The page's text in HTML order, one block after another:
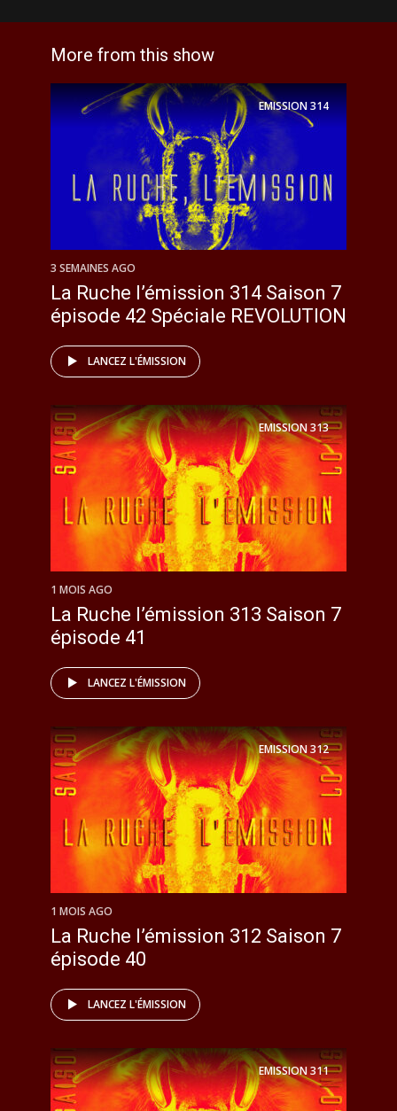
More from this show
EMISSION314
3 SEMAINES AGO
La Ruche l’émission 314 Saison 7
épisode 42 Spéciale REVOLUTION
LANCEZ L'ÉMISSION
EMISSION313
1 MOIS AGO
La Ruche l’émission 313 Saison 7
épisode 41
LANCEZ L'ÉMISSION
EMISSION312
1 MOIS AGO
La Ruche l’émission 312 Saison 7
épisode 40
LANCEZ L'ÉMISSION
EMISSION311